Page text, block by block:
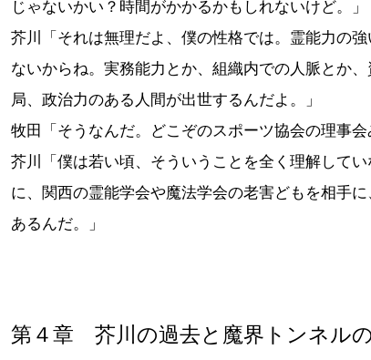
じゃないかい？時間がかかるかもしれないけど。」
芥川「それは無理だよ、僕の性格では。霊能力の
ないからね。実務能力とか、組織内での人脈とか
局、政治力のある人間が出世するんだよ。」
牧田「そうなんだ。どこぞのスポーツ協会の理事会
芥川「僕は若い頃、そういうことを全く理解して
に、関西の霊能学会や魔法学会の老害どもを相手
あるんだ。」
第４章 芥川の過去と魔界トンネル